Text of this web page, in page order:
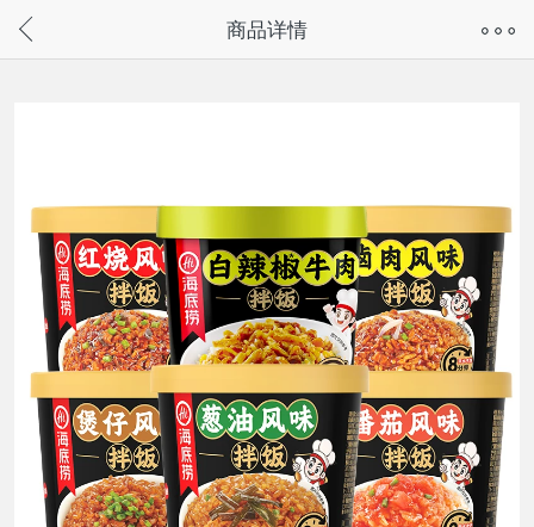
请通过微信或支付宝搜“奇兔客小程序”访问
商品详情